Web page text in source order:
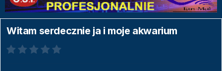
Witam serdecznie ja i moje akwarium